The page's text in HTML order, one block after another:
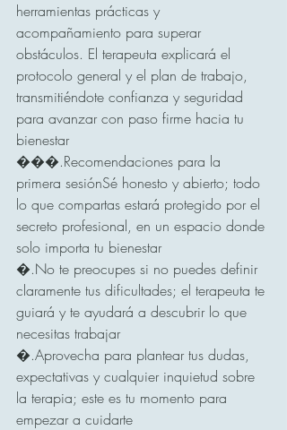
herramientas prácticas y
acompañamiento para superar
obstáculos. El terapeuta explicará el
protocolo general y el plan de trabajo,
transmitiéndote confianza y seguridad
para avanzar con paso firme hacia tu
bienestar
���.Recomendaciones para la
primera sesiónSé honesto y abierto; todo
lo que compartas estará protegido por el
secreto profesional, en un espacio donde
solo importa tu bienestar
�.No te preocupes si no puedes definir
claramente tus dificultades; el terapeuta te
guiará y te ayudará a descubrir lo que
necesitas trabajar
�.Aprovecha para plantear tus dudas,
expectativas y cualquier inquietud sobre
la terapia; este es tu momento para
empezar a cuidarte